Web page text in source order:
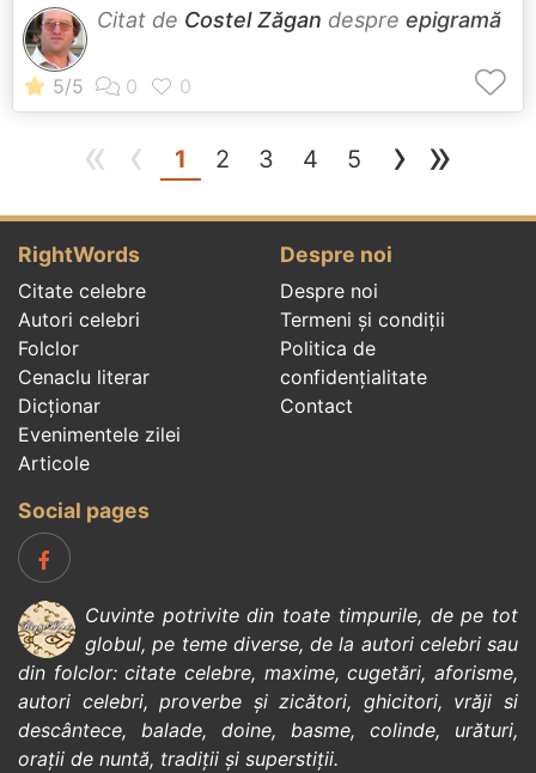
Citat de Costel Zăgan despre epigramă
« ‹ 1 (current)
2 3 4 5 › »
RightWords
Citate celebre
Autori celebri
Folclor
Cenaclu literar
Dicționar
Evenimentele zilei
Articole
Despre noi
Despre noi
Termeni și condiții
Politica de
confidenţialitate
Contact
Social pages
Cuvinte potrivite din toate timpurile, de pe tot
globul, pe teme diverse, de la autori celebrisau
din folclor:citate celebre, maxime,cugetări,aforisme,
autori celebri,proverbe și zicători, ghicitori, vrăji si
descântece, balade, doine, basme, colinde, urături,
orații de nuntă, tradiții și superstiții.